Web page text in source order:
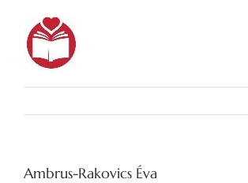
Ambrus-Rakovics Éva